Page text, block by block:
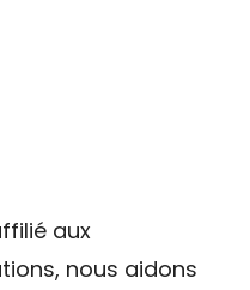
aux
nous aidons